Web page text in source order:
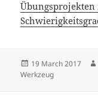
Übungsprojekten
Posted
on
19 March 2017
Werkzeug